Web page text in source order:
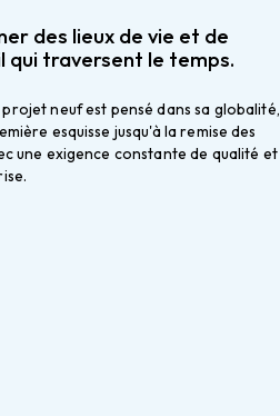
des lieux de vie et de
qui traversent le temps.
projet neuf est pensé dans sa globalité,
esquisse jusqu'à la remise des
une exigence constante de qualité et